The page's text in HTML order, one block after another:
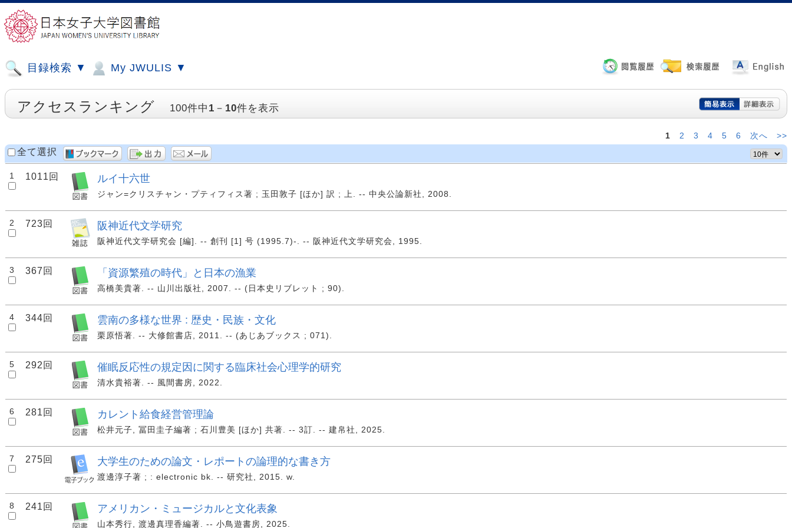
目録検索 ▼ My JWULIS ▼
アクセスランキング 100件中 1 － 10件を表示
1 2 3 4 5 6 次へ >>
全て選択
1 1011回 ルイ十六世
ジャン=クリスチャン・プティフィス著 ; 玉田敦子 [ほか] 訳 ; 上. -- 中央公論新社, 2008.
2 723回 阪神近代文学研究
阪神近代文学研究会 [編]. -- 創刊 [1] 号 (1995.7)-. -- 阪神近代文学研究会, 1995.
3 367回 「資源繁殖の時代」と日本の漁業
高橋美貴著. -- 山川出版社, 2007. -- (日本史リブレット ; 90).
4 344回 雲南の多様な世界 : 歴史・民族・文化
栗原悟著. -- 大修館書店, 2011. -- (あじあブックス ; 071).
5 292回 催眠反応性の規定因に関する臨床社会心理学的研究
清水貴裕著. -- 風間書房, 2022.
6 281回 カレント給食経営管理論
松井元子, 冨田圭子編著 ; 石川豊美 [ほか] 共著. -- 3訂. -- 建帛社, 2025.
7 275回 大学生のための論文・レポートの論理的な書き方
渡邊淳子著 ; : electronic bk. -- 研究社, 2015. w.
8 241回 アメリカン・ミュージカルと文化表象
山本秀行, 渡邊真理香編著. -- 小鳥遊書房, 2025.